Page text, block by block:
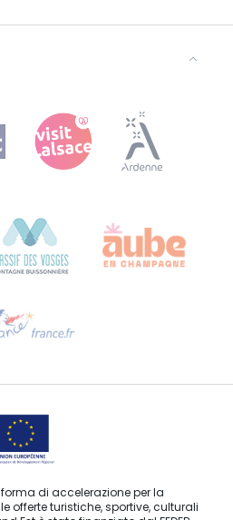
Tourisme Grand Est
operativa)
per e-mail
di accelerazione per la
offerte turistiche, sportive, culturali